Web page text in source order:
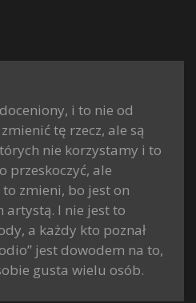
i to nie od
tę rzecz, ale są
nie korzystamy i to
przeskoczyć, ale
zmieni, bo jest on
I nie jest to
a każdy kto poznał
jest dowodem na to,
gusta wielu osób.